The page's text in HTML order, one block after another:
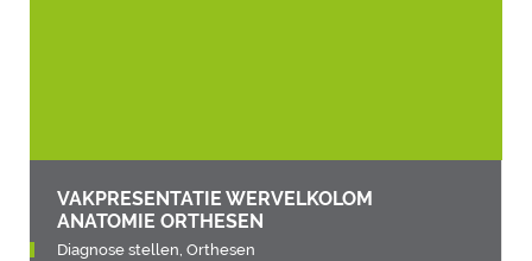
VAKPRESENTATIE WERVELKOLOM
ANATOMIE ORTHESEN
Diagnose stellen,Orthesen